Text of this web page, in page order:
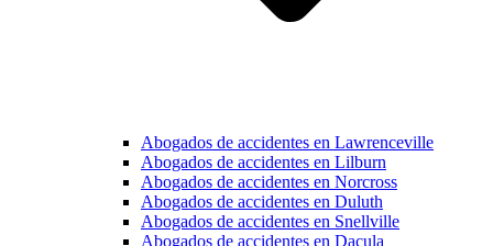
Abogados de accidentes en Lawrenceville
Abogados de accidentes en Lilburn
Abogados de accidentes en Norcross
Abogados de accidentes en Duluth
Abogados de accidentes en Snellville
Abogados de accidentes en Dacula